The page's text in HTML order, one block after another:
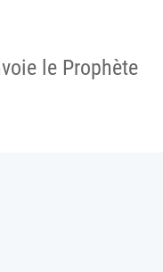
le Prophète